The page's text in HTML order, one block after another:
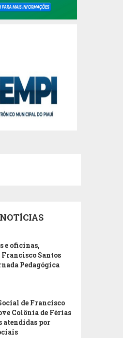
e oficinas,
Santos
Pedagógica
de Francisco
Colônia de Férias
atendidas por